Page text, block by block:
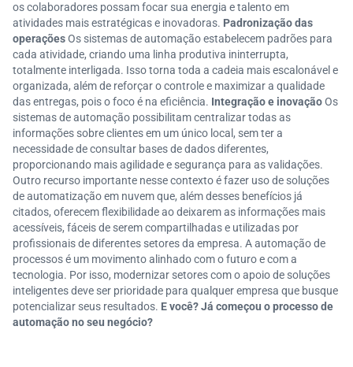
os colaboradores possam focar sua energia e talento em
atividades mais estratégicas e inovadoras. Padronização das
operaçõesOs sistemas de automação estabelecem padrões para
cada atividade, criando uma linha produtiva ininterrupta,
totalmente interligada. Isso torna toda a cadeia mais escalonável e
organizada, além de reforçar o controle e maximizar a qualidade
das entregas, pois o foco é na eficiência. Integração e inovaçãoOs
sistemas de automação possibilitam centralizar todas as
informações sobre clientes em um único local, sem ter a
necessidade de consultar bases de dados diferentes,
proporcionando mais agilidade e segurança para as validações.
Outro recurso importante nesse contexto é fazer uso de soluções
de automatização em nuvem que, além desses benefícios já
citados, oferecem flexibilidade ao deixarem as informações mais
acessíveis, fáceis de serem compartilhadas e utilizadas por
profissionais de diferentes setores da empresa. A automação de
processos é um movimento alinhado com o futuro e com a
tecnologia. Por isso, modernizar setores com o apoio de soluções
inteligentes deve ser prioridade para qualquer empresa que busque
potencializar seus resultados. E você? Já começou o processo de
automação no seu negócio?